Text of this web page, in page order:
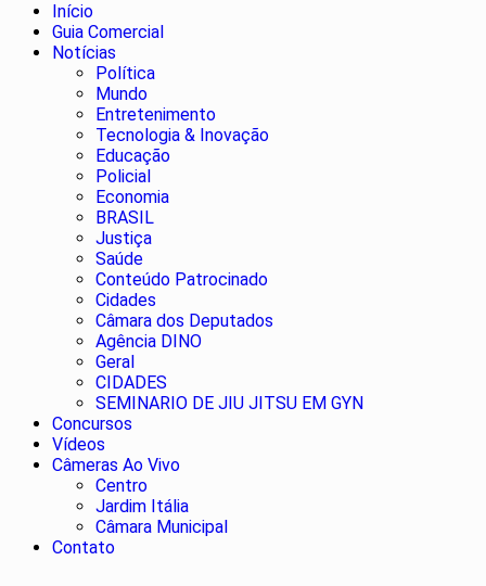
Início
Guia Comercial
Notícias
Política
Mundo
Entretenimento
Tecnologia & Inovação
Educação
Policial
Economia
BRASIL
Justiça
Saúde
Conteúdo Patrocinado
Cidades
Câmara dos Deputados
Agência DINO
Geral
CIDADES
SEMINARIO DE JIU JITSU EM GYN
Concursos
Vídeos
Câmeras Ao Vivo
Centro
Jardim Itália
Câmara Municipal
Contato